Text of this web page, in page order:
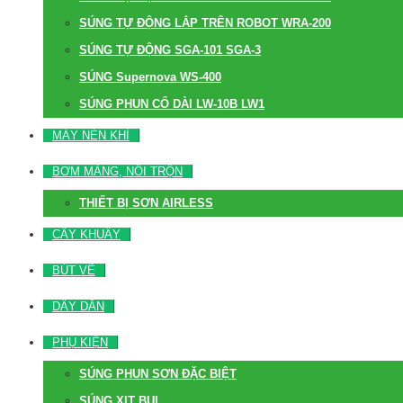
SÚNG TỰ ĐỘNG LẮP TRÊN ROBOT WRA-200
SÚNG TỰ ĐỘNG SGA-101 SGA-3
SÚNG Supernova WS-400
SÚNG PHUN CỔ DÀI LW-10B LW1
MÁY NÉN KHÍ
BƠM MÀNG, NỒI TRỘN
THIẾT BỊ SƠN AIRLESS
CÂY KHUẤY
BÚT VẼ
DÂY DẪN
PHỤ KIỆN
SÚNG PHUN SƠN ĐẶC BIỆT